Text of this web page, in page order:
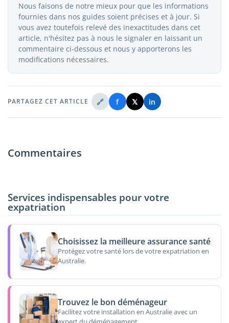
Nous faisons de notre mieux pour que les informations
fournies dans nos guides soient précises et à jour. Si
vous avez toutefois relevé des inexactitudes dans cet
article, n'hésitez pas à nous le signaler en laissant un
commentaire ci-dessous et nous y apporterons les
modifications nécessaires.
PARTAGEZ CET ARTICLE 🔗 f 𝕏 in
Commentaires
Services indispensables pour votre
expatriation
Choisissez la meilleure assurance santé
Protégez votre santé lors de votre expatriation en
Australie.
Trouvez le bon déménageur
Facilitez votre installation en Australie avec un